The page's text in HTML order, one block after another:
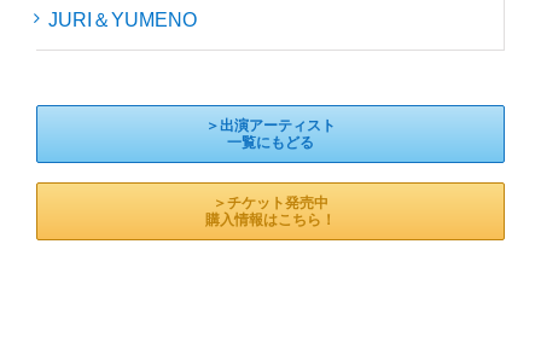
JURI＆YUMENO
＞出演アーティスト
一覧にもどる
＞チケット発売中
購入情報はこちら！